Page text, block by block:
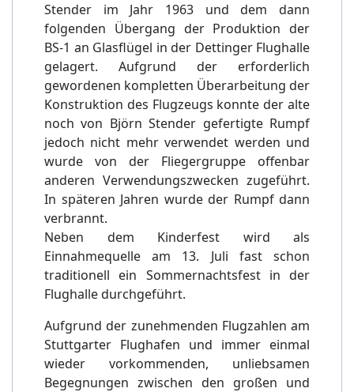
Stender im Jahr 1963 und dem dann
folgenden Übergang der Produktion der
BS-1 an Glasflügel in der Dettinger Flughalle
gelagert. Aufgrund der erforderlich
gewordenen kompletten Überarbeitung der
Konstruktion des Flugzeugs konnte der alte
noch von Björn Stender gefertigte Rumpf
jedoch nicht mehr verwendet werden und
wurde von der Fliegergruppe offenbar
anderen Verwendungszwecken zugeführt.
In späteren Jahren wurde der Rumpf dann
verbrannt.
Neben dem Kinderfest wird als
Einnahmequelle am 13. Juli fast schon
traditionell ein Sommernachtsfest in der
Flughalle durchgeführt.
Aufgrund der zunehmenden Flugzahlen am
Stuttgarter Flughafen und immer einmal
wieder vorkommenden, unliebsamen
Begegnungen zwischen den großen und